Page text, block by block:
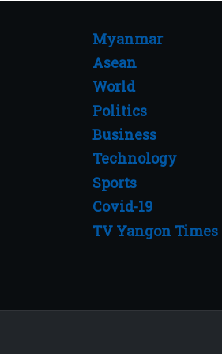
Myanmar
Asean
World
Politics
Business
Technology
Sports
Covid-19
TV Yangon Times